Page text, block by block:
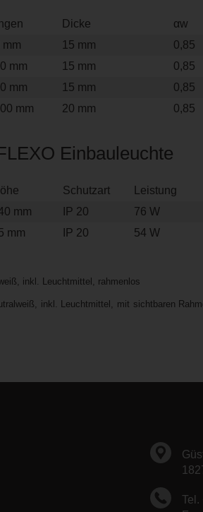
Dicke
αw
mm 15 mm
0,85
mm 15 mm
0,85
mm 15 mm
0,85
mm 20 mm 0,85
Einbauleuchte
Schutzart Leistung
mm IP 20 76 W
mm IP 20 54 W
inkl. Leuchtmittel, rahmenlos
inkl. Leuchtmittel, mit sichtbaren
Tel.